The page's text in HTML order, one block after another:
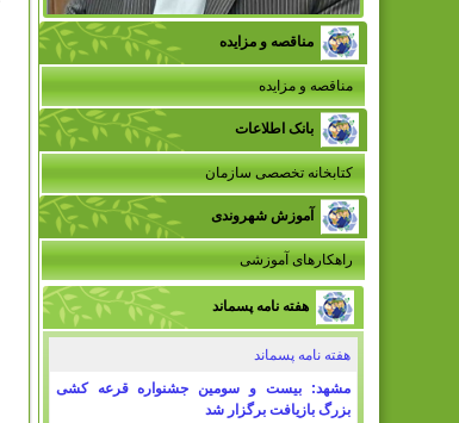
مناقصه و مزایده
مناقصه و مزایده
بانک اطلاعات
کتابخانه تخصصی سازمان
آموزش شهروندی
راهکارهای آموزشی
هفته نامه پسماند
هفته نامه پسماند
مشهد: بیست و سومین جشنواره قرعه کشی
بزرگ بازیافت برگزار شد